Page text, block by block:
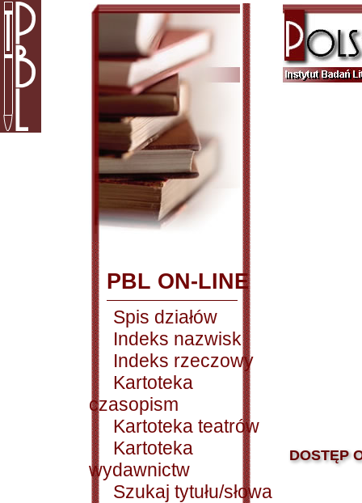
PBL ON-LINE
Spis działów
Indeks nazwisk
Indeks rzeczowy
Kartoteka
czasopism
Kartoteka teatrów
Kartoteka
wydawnictw
Szukaj tytułu/słowa
DOSTĘP